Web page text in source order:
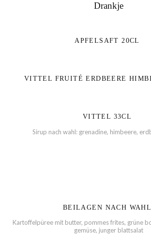
Drankje
APFELSAFT 20CL
VITTEL FRUITÉ ERDBEERE
VITTEL 33CL
Sirup nach wahl: grenadine, himbeere,
BEILAGEN NACH WAHL
Kartoffelpüree mit butter, pommes frites, grüne
gemüse, junger blattsalat